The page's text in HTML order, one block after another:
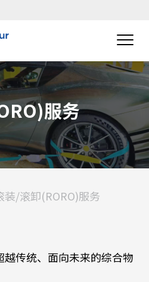
服务
装/滚卸(RORO)服务
传统、面向未来的综合物